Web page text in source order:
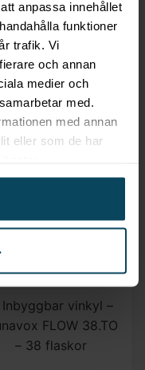
anpassa innehållet
funktioner
trafik. Vi
och annan
medier och
med.
med annan
eller som de har
till i favoriter
Dunavox
vinkyl –
FLOW 39 –